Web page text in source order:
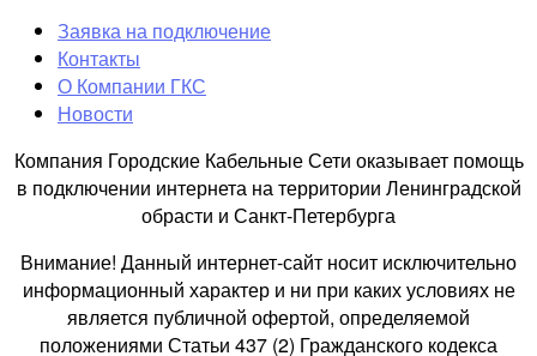
Заявка на подключение
Контакты
О Компании ГКС
Новости
Компания Городские Кабельные Сети оказывает помощь
в подключении интернета на территории Ленинградской
обрасти и Санкт-Петербурга
Внимание! Данный интернет-сайт носит исключительно
информационный характер и ни при каких условиях не
является публичной офертой, определяемой
положениями Статьи 437 (2) Гражданского кодекса